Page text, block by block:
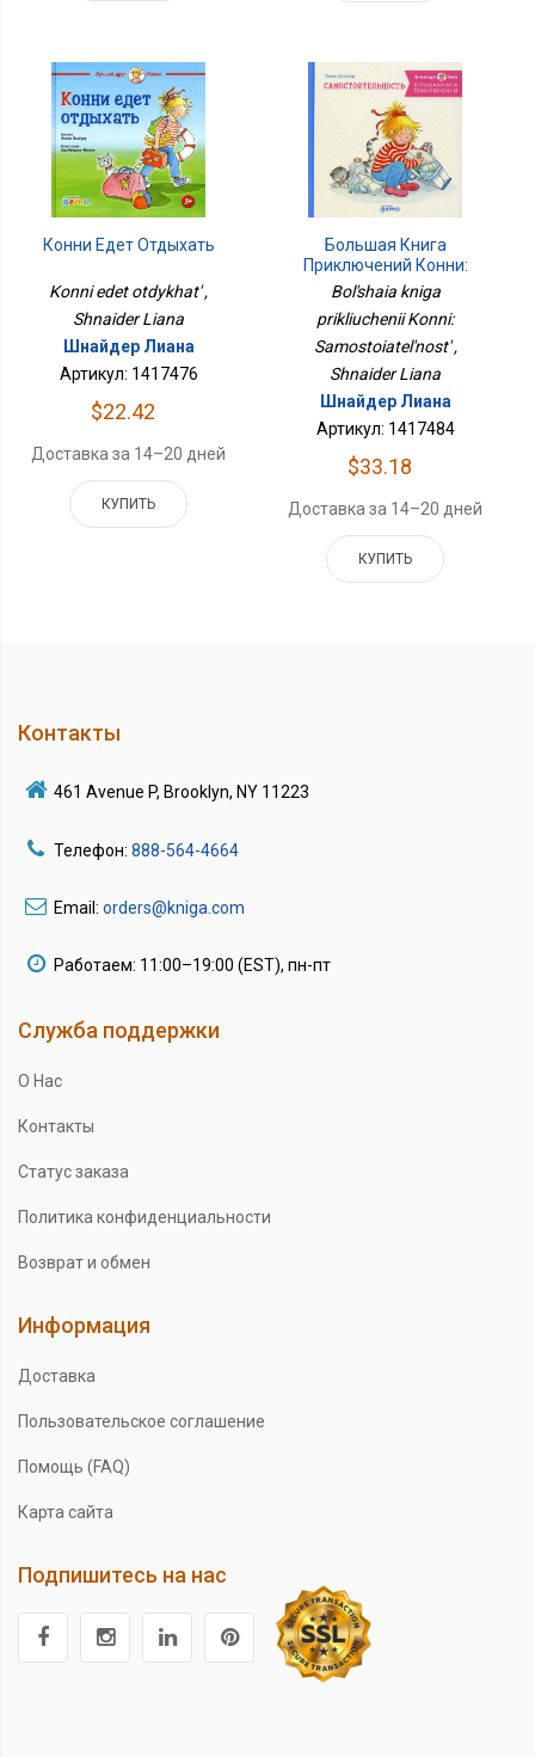
Конни Едет Отдыхать
Konni edet otdykhat' ,
Shnaider Liana
Шнайдер Лиана
Артикул: 1417476
$22.42
Доставка за 14–20 дней
КУПИТЬ
Большая Книга
Приключений Конни:
Самостоятельность
Bol'shaia kniga
prikliuchenii Konni:
Samostoiatel'nost' ,
Shnaider Liana
Шнайдер Лиана
Артикул: 1417484
$33.18
Доставка за 14–20 дней
КУПИТЬ
Контакты
461 Avenue P, Brooklyn, NY 11223
Телефон: 888-564-4664
Email: orders@kniga.com
Работаем: 11:00–19:00 (EST), пн-пт
Служба поддержки
О Нас
Контакты
Статус заказа
Политика конфиденциальности
Возврат и обмен
Информация
Доставка
Пользовательское соглашение
Помощь (FAQ)
Карта сайта
Подпишитесь на нас